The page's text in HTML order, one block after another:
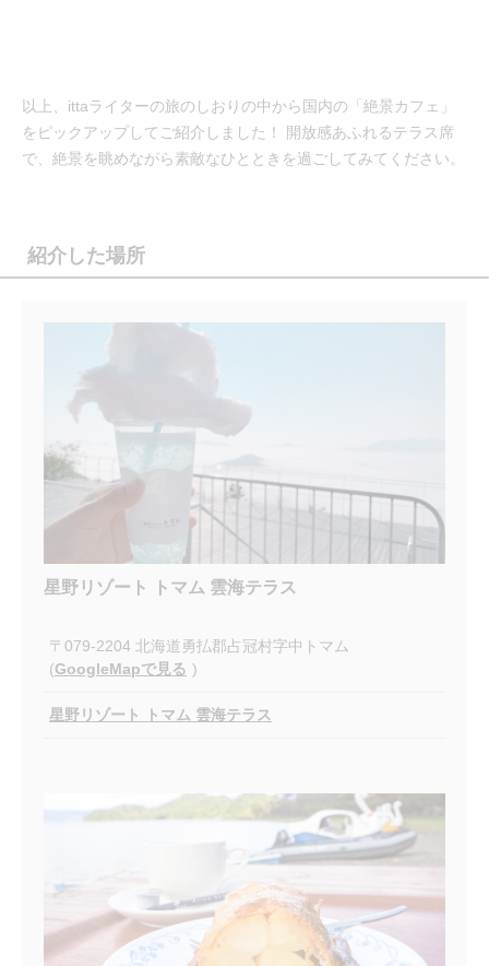
以上、ittaライターの旅のしおりの中から国内の「絶景カフェ」
をピックアップしてご紹介しました！ 開放感あふれるテラス席
で、絶景を眺めながら素敵なひとときを過ごしてみてください。
紹介した場所
星野リゾート トマム 雲海テラス
〒079-2204 北海道勇払郡占冠村字中トマム
(GoogleMapで見る )
星野リゾート トマム 雲海テラス